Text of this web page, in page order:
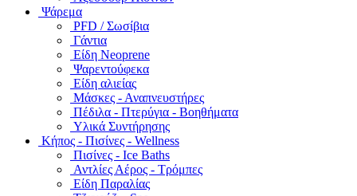
Ψάρεμα
PFD / Σωσίβια
Γάντια
Είδη Neoprene
Ψαρεντούφεκα
Είδη αλιείας
Μάσκες - Αναπνευστήρες
Πέδιλα - Πτερύγια - Βοηθήματα
Υλικά Συντήρησης
Κήπος - Πισίνες - Wellness
Πισίνες - Ice Baths
Αντλίες Αέρος - Τρόμπες
Είδη Παραλίας